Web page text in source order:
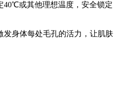
40℃或其他理想温度，安全锁定
发身体每处毛孔的活力，让肌肤